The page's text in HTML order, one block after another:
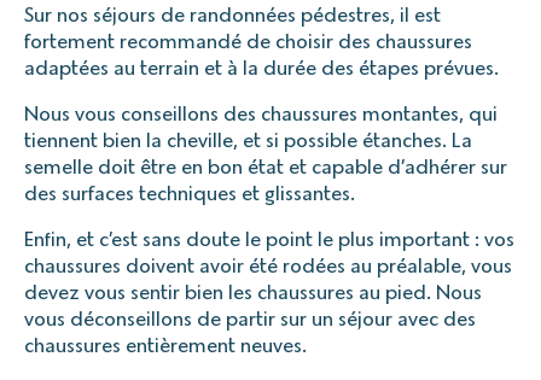
Sur nos séjours de randonnées pédestres, il est
fortement recommandé de choisir des chaussures
adaptées au terrain et à la durée des étapes prévues.
Nous vous conseillons des chaussures montantes, qui
tiennent bien la cheville, et si possible étanches. La
semelle doit être en bon état et capable d’adhérer sur
des surfaces techniques et glissantes.
Enfin, et c’est sans doute le point le plus important : vos
chaussures doivent avoir été rodées au préalable, vous
devez vous sentir bien les chaussures au pied. Nous
vous déconseillons de partir sur un séjour avec des
chaussures entièrement neuves.